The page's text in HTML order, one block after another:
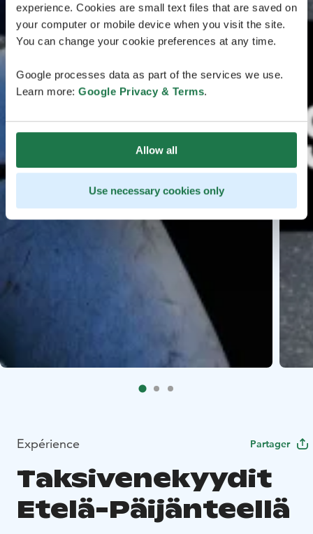
experience. Cookies are small text files that are saved on
your computer or mobile device when you visit the site.
You can change your cookie preferences at any time.
Google processes data as part of the services we use.
Learn more: Google Privacy & Terms.
Allow all
Use necessary cookies only
Expérience Partager
Taksivenekyydit
Etelä-Päijänteellä